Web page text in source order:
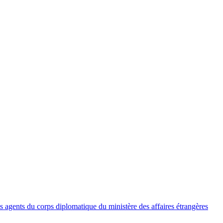
du corps diplomatique du ministère des affaires étrangères